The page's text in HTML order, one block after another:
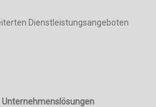
Dienstleistungsangeboten
Unternehmenslösungen